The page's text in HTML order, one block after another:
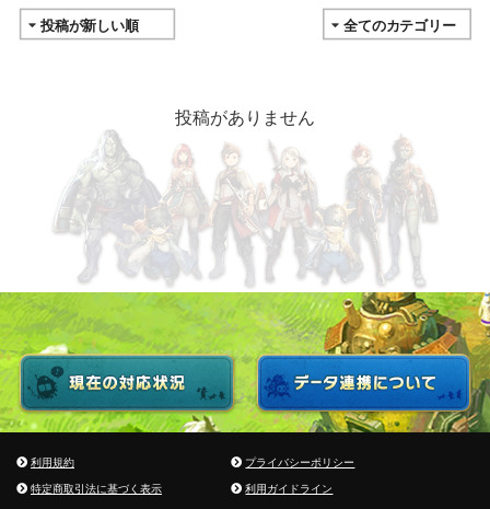
投稿がありません
利用規約
プライバシーポリシー
特定商取引法に基づく表示
利用ガイドライン